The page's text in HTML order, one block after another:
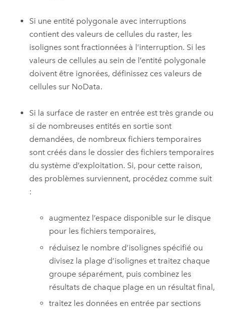
Si une entité polygonale avec interruptions
contient des valeurs de cellules du raster, les
isolignes sont fractionnées à l’interruption. Si les
valeurs de cellules au sein de l’entité polygonale
doivent être ignorées, définissez ces valeurs de
cellules sur NoData.
Si la surface de raster en entrée est très grande ou
si de nombreuses entités en sortie sont
demandées, de nombreux fichiers temporaires
sont créés dans le dossier des fichiers temporaires
du système d’exploitation. Si, pour cette raison,
des problèmes surviennent, procédez comme suit
:
augmentez l’espace disponible sur le disque
pour les fichiers temporaires,
réduisez le nombre d’isolignes spécifié ou
divisez la plage d’isolignes et traitez chaque
groupe séparément, puis combinez les
résultats de chaque plage en un résultat final,
traitez les données en entrée par sections